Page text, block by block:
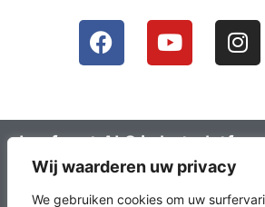
Wij waarderen uw privacy
We gebruiken cookies om uw
Leef met ALS is het
met ALS en hun omgeving;
Leefals.nl heeft als doel om